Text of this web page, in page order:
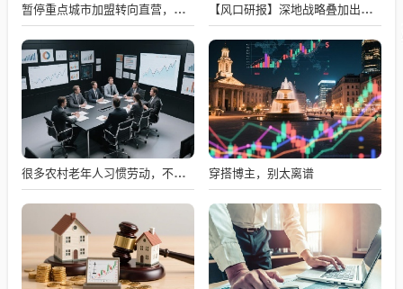
暂停重点城市加盟转向直营，库迪为何急刹车？ 【风口研报】深地战略叠加出口优势 工程机械行业或迎持续复苏
很多农村老年人习惯劳动，不劳动就会闲出病来 穿搭博主，别太离谱